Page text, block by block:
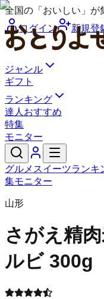
全国の「おいしい」が
ログイン
新規登
ジャンル
ギフト
ランキング
達人おすすめ
特集
モニター
グルメ スイーツランキ
集モニター
山形
さがえ精肉
ルビ 300g